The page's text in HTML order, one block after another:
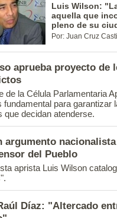
Luis Wilson:
aquella que
pleno de su
Por: Juan Cruz
aprueba proyecto de
de la Célula Parlamentaria
fundamental para garantizar
que decidan atenderse.
argumento
del Pueblo
aprista Luis Wilson
Díaz: "Altercado